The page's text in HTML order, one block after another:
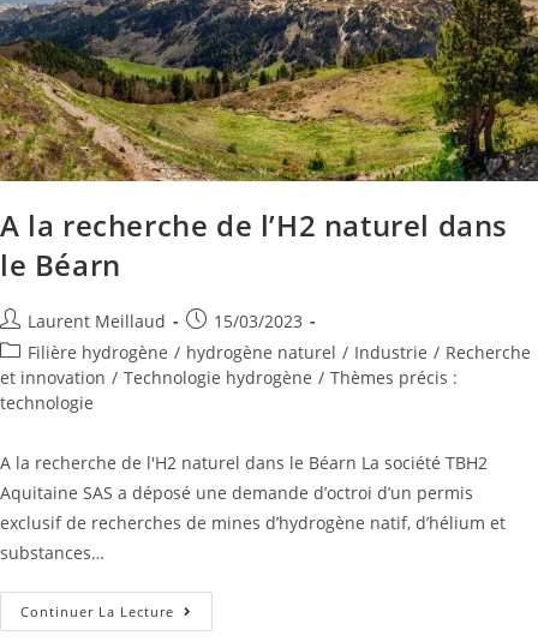
A la recherche de l’H2 naturel dans
le Béarn
Laurent Meillaud
15/03/2023
Filière hydrogène / hydrogène naturel / Industrie / Recherche
et innovation / Technologie hydrogène / Thèmes précis :
technologie
A la recherche de l'H2 naturel dans le Béarn La société TBH2
Aquitaine SAS a déposé une demande d’octroi d’un permis
exclusif de recherches de mines d’hydrogène natif, d’hélium et
substances…
Continuer La Lecture